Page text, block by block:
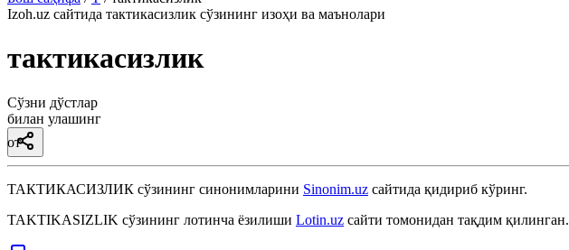
Izoh.uz сайтида тактикасизлик сўзининг изоҳи ва маънолари
тактикасизлик
Сўзни дўстлар
билан улашинг
от
ТАКТИКАСИЗЛИК сўзининг синонимларини Sinonim.uz сайтида қидириб кўринг.
TAKTIKASIZLIK сўзининг лотинча ёзилиши Lotin.uz сайти томонидан тақдим қилинган.